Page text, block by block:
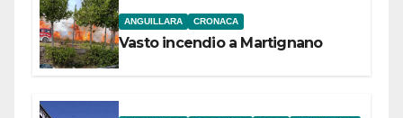
ANGUILLARA CRONACA
Vasto incendio a Martignano